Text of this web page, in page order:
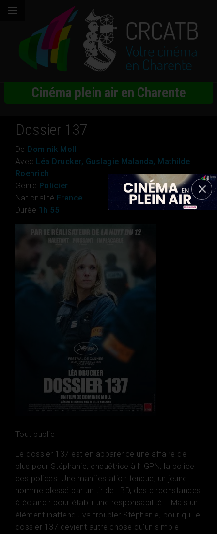
Cinéma plein air en Charente
Dossier 137
De Dominik Moll
Avec Léa Drucker, Guslagie Malanda, Mathilde
Roehrich
Genre Policier
Nationalité France
Durée 1h 55
Tout public
Le dossier 137 est en apparence une affaire de
plus pour Stéphanie, enquêtrice à l’IGPN, la police
des polices. Une manifestation tendue, un jeune
homme blessé par un tir de LBD, des circonstances
à éclaircir pour établir une responsabilité... Mais un
élément inattendu va troubler Stéphanie, pour qui le
dossier 137 devient autre chose qu’un simple